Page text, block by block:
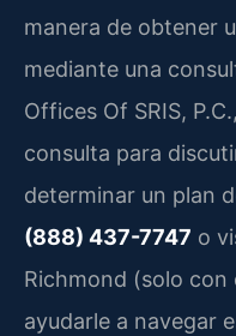
manera de obtener
mediante una
Offices Of SRIS,
consulta para
determinar un plan
(888) 437-7747 o
Richmond (solo con
ayudarle a navegar